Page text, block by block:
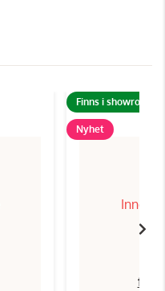
Finns i showroom!
Nyhet